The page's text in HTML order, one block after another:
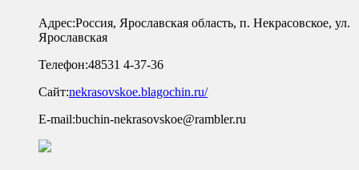
Адрес:Россия, Ярославская область, п. Некрасовское, ул.
Ярославская
Телефон:48531 4-37-36
Сайт:nekrasovskoe.blagochin.ru/
E-mail:buchin-nekrasovskoe@rambler.ru